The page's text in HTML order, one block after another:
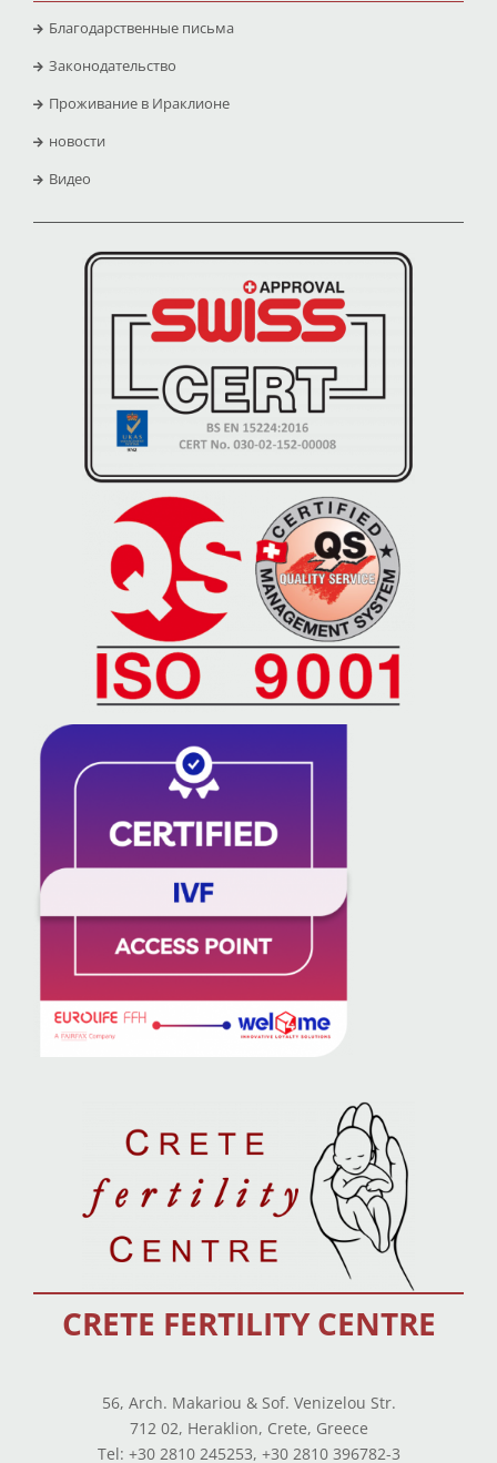
Благодарственные письма
Законодательство
Проживание в Ираклионе
новости
Видео
CRETE FERTILITY CENTRE
56, Arch. Makariou & Sof. Venizelou Str.
712 02, Heraklion, Crete, Greece
Tel: +30 2810 245253, +30 2810 396782-3